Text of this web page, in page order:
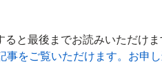
と最後までお読みいただけま
をご覧いただけます。お申